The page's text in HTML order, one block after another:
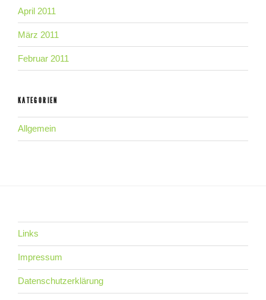
April 2011
März 2011
Februar 2011
KATEGORIEN
Allgemein
Links
Impressum
Datenschutzerklärung